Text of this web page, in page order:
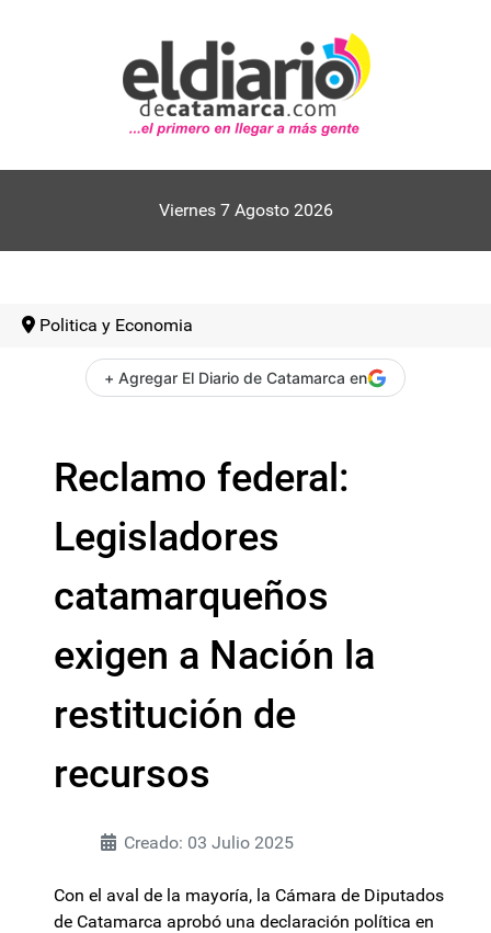
Viernes 7 Agosto 2026
Politica y Economia
+ Agregar El Diario de Catamarca en
Reclamo federal:
Legisladores
catamarqueños
exigen a Nación la
restitución de
recursos
Creado: 03 Julio 2025
Con el aval de la mayoría, la Cámara de Diputados
de Catamarca aprobó una declaración política en